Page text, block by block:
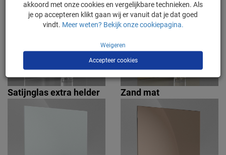
Satijnglas extra helder Zand mat
akkoord met onze cookies en vergelijkbare technieken. Als
je op accepteren klikt gaan wij er vanuit dat je dat goed
vindt. Meer weten? Bekijk onze cookiepagina.
Weigeren
Accepteer cookies